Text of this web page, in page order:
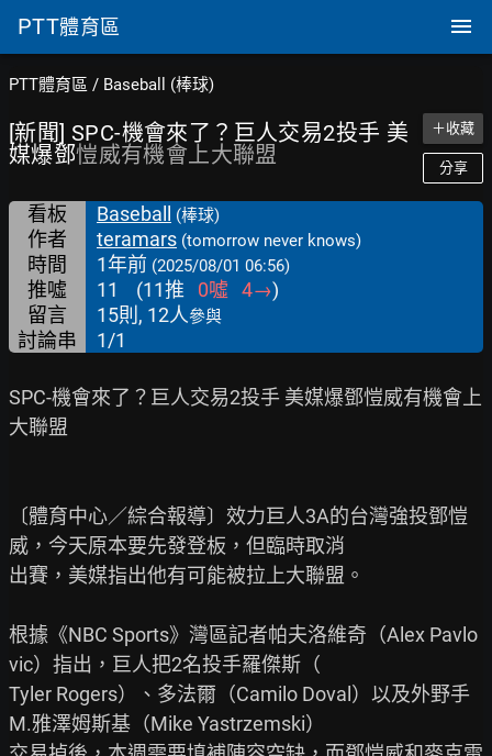
PTT體育區
PTT體育區 / Baseball (棒球)
[新聞] SPC-機會來了？巨人交易2投手 美
媒爆鄧愷威有機會上大聯盟
＋收藏
分享
看板 Baseball (棒球)
作者 teramars (tomorrow never knows)
時間 1年前 (2025/08/01 06:56)
推噓 11 (11推 0噓 4→)
留言
15則, 12人參與
討論串 1/1
SPC-機會來了？巨人交易2投手 美媒爆鄧愷威有機會上
大聯盟
〔體育中心／綜合報導〕效力巨人3A的台灣強投鄧愷
威，今天原本要先發登板，但臨時取消
出賽，美媒指出他有可能被拉上大聯盟。
根據《NBC Sports》灣區記者帕夫洛維奇（Alex Pavlo
vic）指出，巨人把2名投手羅傑斯（
Tyler Rogers）、多法爾（Camilo Doval）以及外野手
M.雅澤姆斯基（Mike Yastrzemski）